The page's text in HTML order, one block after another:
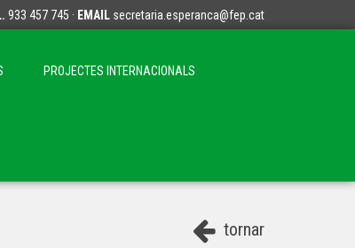
933 457 745 · EMAIL secretaria.esperanca@fep.cat
PROJECTES INTERNACIONALS
tornar